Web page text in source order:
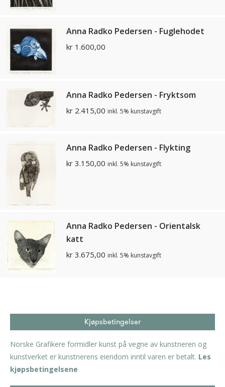
Anna Radko Pedersen - Fuglehodet
kr 1.600,00
Anna Radko Pedersen - Fryktsom
kr 2.415,00 inkl. 5% kunstavgift
Anna Radko Pedersen - Flykting
kr 3.150,00 inkl. 5% kunstavgift
Anna Radko Pedersen - Orientalsk
katt
kr 3.675,00 inkl. 5% kunstavgift
Kjøpsbetingelser
Norske Grafikere formidler kunst på vegne av kunstneren og
kunstverket er kunstnerens eiendom inntil varen er betalt. Les
kjøpsbetingelsene